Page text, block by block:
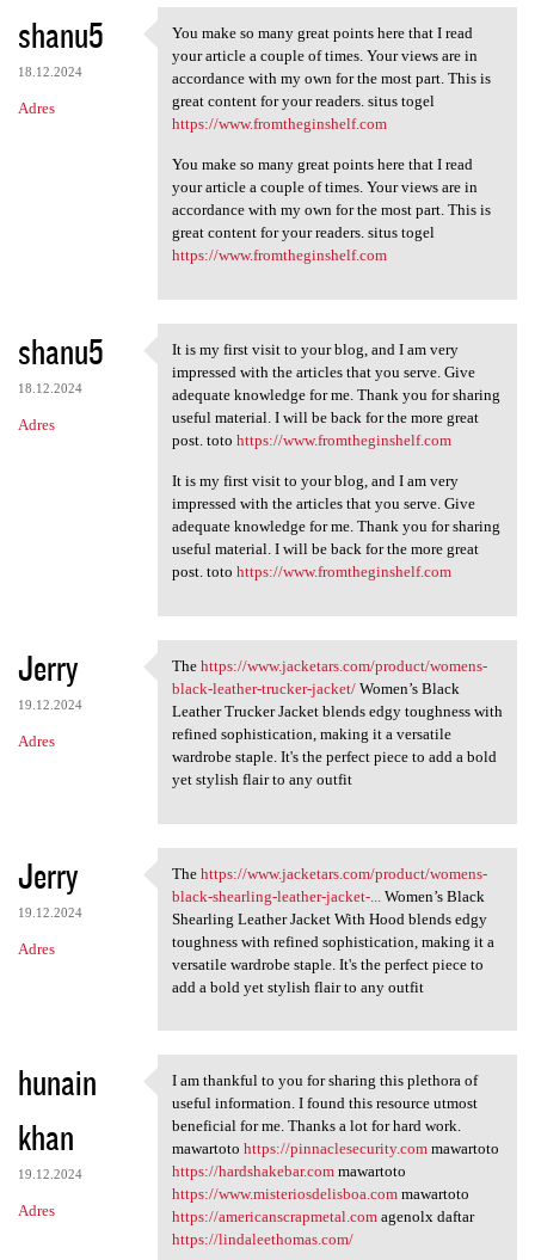
K
o
m
e
shanu5
18.12.2024
Adres
You make so many great points
You make so many great points here that I read
your article a couple of times. Your views are in
accordance with my own for the most part. This is
great content for your readers. situs togel
https://www.fromtheginshelf.com
You make so many great points here that I read
your article a couple of times. Your views are in
accordance with my own for the most part. This is
great content for your readers. situs togel
https://www.fromtheginshelf.com
shanu5
18.12.2024
Adres
It is my first visit to your
It is my first visit to your blog, and I am very
impressed with the articles that you serve. Give
adequate knowledge for me. Thank you for sharing
useful material. I will be back for the more great
post. toto https://www.fromtheginshelf.com
It is my first visit to your blog, and I am very
impressed with the articles that you serve. Give
adequate knowledge for me. Thank you for sharing
useful material. I will be back for the more great
post. toto https://www.fromtheginshelf.com
Jerry
19.12.2024
Adres
The https://www.jacketars.com
The https://www.jacketars.com/product/womens-
black-leather-trucker-jacket/Women’s Black
Leather Trucker Jacket blends edgy toughness with
refined sophistication, making it a versatile
wardrobe staple. It's the perfect piece to add a bold
yet stylish flair to any outfit
Jerry
19.12.2024
Adres
The https://www.jacketars.com
The https://www.jacketars.com/product/womens-
black-shearling-leather-jacket-...
Women’s Black
Shearling Leather Jacket With Hood blends edgy
toughness with refined sophistication, making it a
versatile wardrobe staple. It's the perfect piece to
add a bold yet stylish flair to any outfit
hunain
khan
19.12.2024
Adres
I am thankful to you for
I am thankful to you for sharing this plethora of
useful information. I found this resource utmost
beneficial for me. Thanks a lot for hard work.
mawartoto https://pinnaclesecurity.commawartoto
https://hardshakebar.commawartoto
https://www.misteriosdelisboa.commawartoto
https://americanscrapmetal.comagenolx daftar
https://lindaleethomas.com/